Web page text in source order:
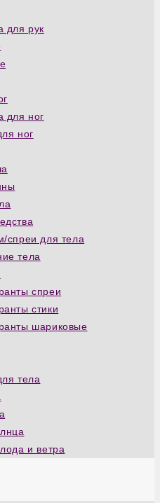
для рук
для ног
ног
спреи для тела
тела
спреи
стики
шариковые
тела
и ветра